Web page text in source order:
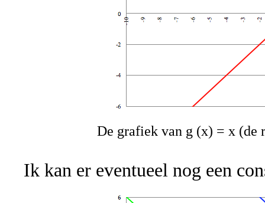
De grafiek van g (x) = x
Ik kan er eventueel nog een